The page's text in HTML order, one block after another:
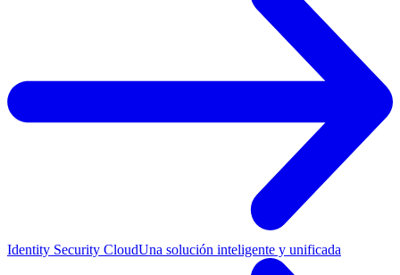
Identity Security CloudUna solución inteligente y unificada